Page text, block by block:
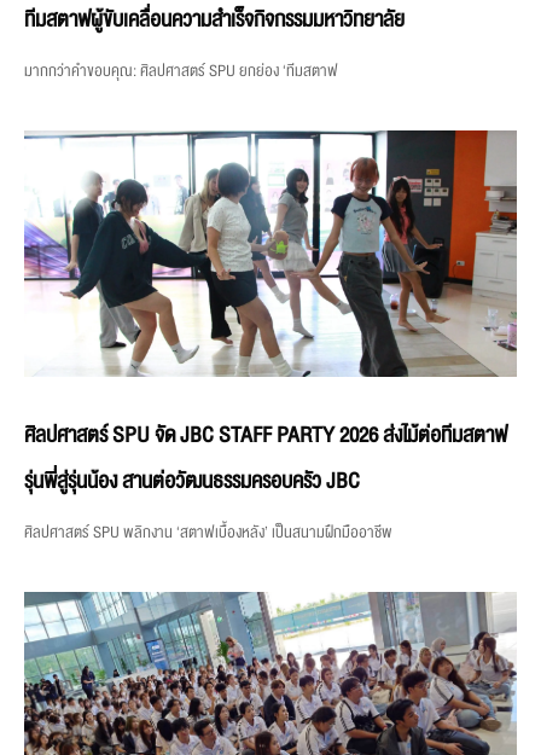
ทีมสตาฟผู้ขับเคลื่อนความสำเร็จกิจกรรมมหาวิทยาลัย
มากกว่าคำขอบคุณ: ศิลปศาสตร์ SPU ยกย่อง ‘ทีมสตาฟ
ศิลปศาสตร์ SPU จัด JBC STAFF PARTY 2026 ส่งไม้ต่อทีมสตาฟ
รุ่นพี่สู่รุ่นน้อง สานต่อวัฒนธรรมครอบครัว JBC
ศิลปศาสตร์ SPU พลิกงาน ‘สตาฟเบื้องหลัง’ เป็นสนามฝึกมืออาชีพ